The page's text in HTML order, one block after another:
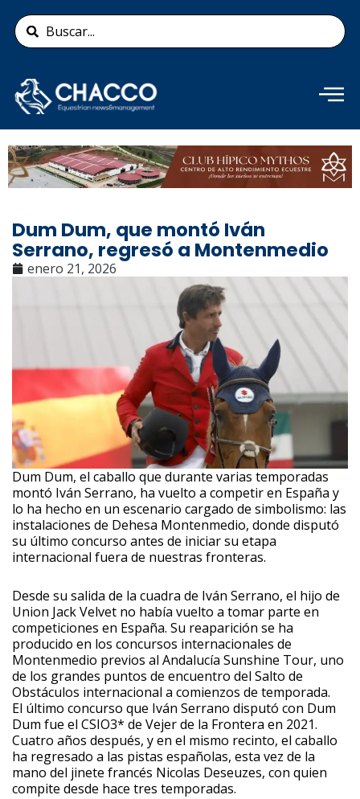
contenido
Search
...
Añade aquí tu texto de
cabecera
Dum Dum, que montó Iván
Serrano, regresó a Montenmedio
enero 21, 2026
Dum Dum, el caballo que durante varias temporadas
montó Iván Serrano, ha vuelto a competir en España y
lo ha hecho en un escenario cargado de simbolismo: las
instalaciones de Dehesa Montenmedio, donde disputó
su último concurso antes de iniciar su etapa
internacional fuera de nuestras fronteras.
Desde su salida de la cuadra de Iván Serrano, el hijo de
Union Jack Velvet no había vuelto a tomar parte en
competiciones en España. Su reaparición se ha
producido en los concursos internacionales de
Montenmedio previos al Andalucía Sunshine Tour, uno
de los grandes puntos de encuentro del Salto de
Obstáculos internacional a comienzos de temporada.
El último concurso que Iván Serrano disputó con Dum
Dum fue el CSIO3* de Vejer de la Frontera en 2021.
Cuatro años después, y en el mismo recinto, el caballo
ha regresado a las pistas españolas, esta vez de la
mano del jinete francés Nicolas Deseuzes, con quien
compite desde hace tres temporadas.